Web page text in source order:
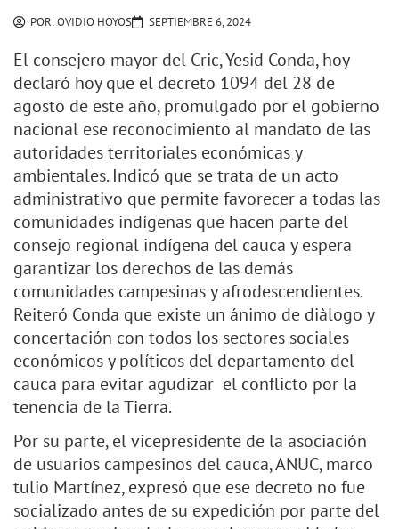
POR:OVIDIO HOYOS SEPTIEMBRE 6, 2024
El consejero mayor del Cric, Yesid Conda, hoy
declaró hoy que el decreto 1094 del 28 de
agosto de este año, promulgado por el gobierno
nacional ese reconocimiento al mandato de las
autoridades territoriales económicas y
ambientales. Indicó que se trata de un acto
administrativo que permite favorecer a todas las
comunidades indígenas que hacen parte del
consejo regional indígena del cauca y espera
garantizar los derechos de las demás
comunidades campesinas y afrodescendientes.
Reiteró Conda que existe un ánimo de diàlogo y
concertación con todos los sectores sociales
económicos y políticos del departamento del
cauca para evitar agudizar el conflicto por la
tenencia de la Tierra.
Por su parte, el vicepresidente de la asociación
de usuarios campesinos del cauca, ANUC, marco
tulio Martínez, expresó que ese decreto no fue
socializado antes de su expedición por parte del